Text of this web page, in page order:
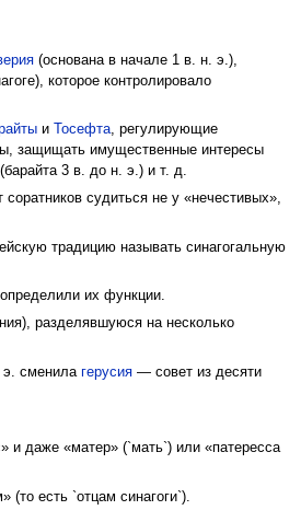
(основана в начале 1 в. н. э.),
которое контролировало
и Тосефта, регулирующие
защищать имущественные интересы
3 в. до н. э.) и т. д.
судиться не у «нечестивых»,
традицию называть синагогальную
их функции.
разделявшуюся на несколько
э. сменилагерусия — совет из десяти
и даже «матер» (`мать`) или «патересса
(то есть `отцам синагоги`).